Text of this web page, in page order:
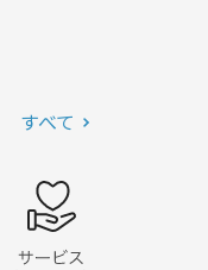
レストラン・フード
すべて